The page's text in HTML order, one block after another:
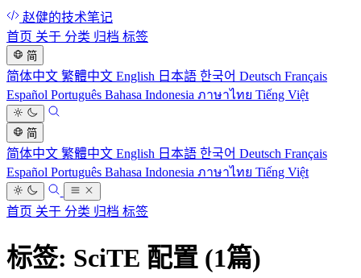
赵健的技术笔记
首页 关于 分类 归档 标签
简
简体中文 繁體中文 English 日本語 한국어 Deutsch Français
Español Português Bahasa Indonesia ภาษาไทย Tiếng Việt
简
简体中文 繁體中文 English 日本語 한국어 Deutsch Français
Español Português Bahasa Indonesia ภาษาไทย Tiếng Việt
首页 关于 分类 归档 标签
标签: SciTE 配置 (1篇)